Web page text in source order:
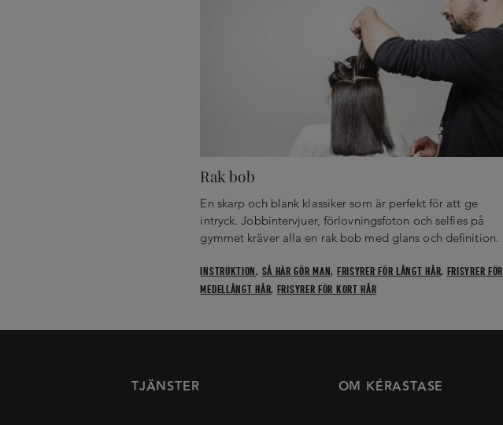
Rak bob
En skarp och blank klassiker som är perfekt för att ge
intryck. Jobbintervjuer, förlovningsfoton och selfies på
gymmet kräver alla en rak bob med glans och definition.
INSTRUKTION, SÅ HÄR GÖR MAN, FRISYRER FÖR LÅNGT HÅR, FRISYRER FÖR
MEDELLÅNGT HÅR, FRISYRER FÖR KORT HÅR
TJÄNSTER OM KÉRASTASE